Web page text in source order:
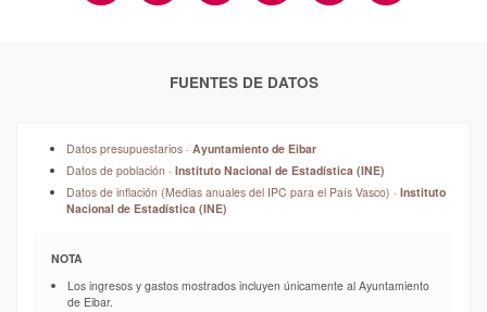
FUENTES DE DATOS
Datos presupuestarios · Ayuntamiento de Eibar
Datos de población · Instituto Nacional de Estadística (INE)
Datos de inflación (Medias anuales del IPC para el País Vasco) · Instituto
Nacional de Estadística (INE)
NOTA
Los ingresos y gastos mostrados incluyen únicamente al Ayuntamiento
de Eibar.